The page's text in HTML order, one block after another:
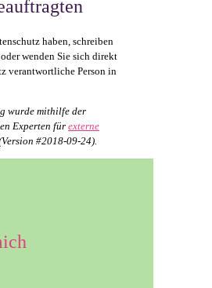
haben, schreiben
wenden Sie sich direkt
verantwortliche Person in
wurde mithilfe der
Experten für externe
#2018-09-24).